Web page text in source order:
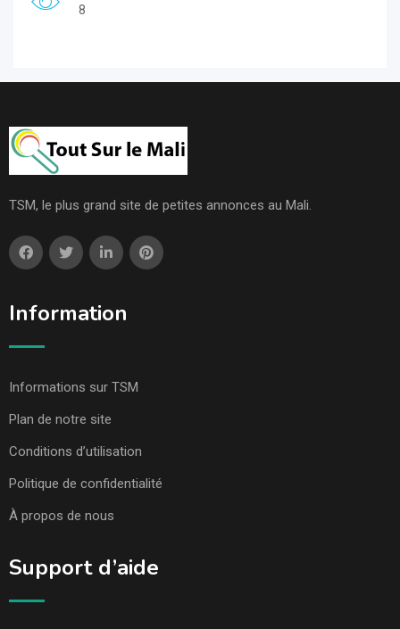
8
TSM, le plus grand site de petites annonces au Mali.
Information
Informations sur TSM
Plan de notre site
Conditions d’utilisation
Politique de confidentialité
À propos de nous
Support d’aide